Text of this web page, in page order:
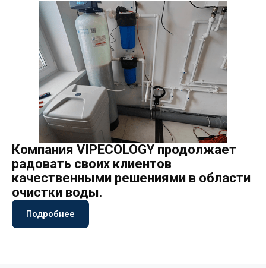
Компания VIPECOLOGY продолжает
радовать своих клиентов
качественными решениями в области
очистки воды.
Подробнее